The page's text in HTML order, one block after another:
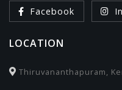
Facebook
LOCATION
Thiruvananthapuram,